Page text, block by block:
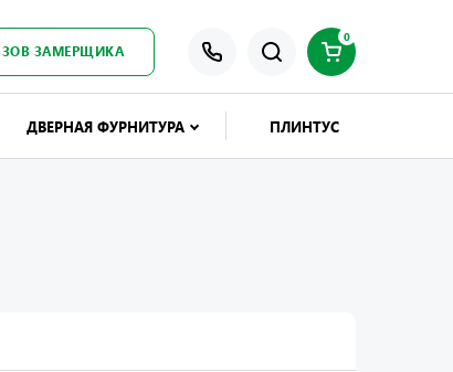
ЗАМЕРЩИКА
0
ДВЕРНАЯ ФУРНИТУРА ПЛИНТУС